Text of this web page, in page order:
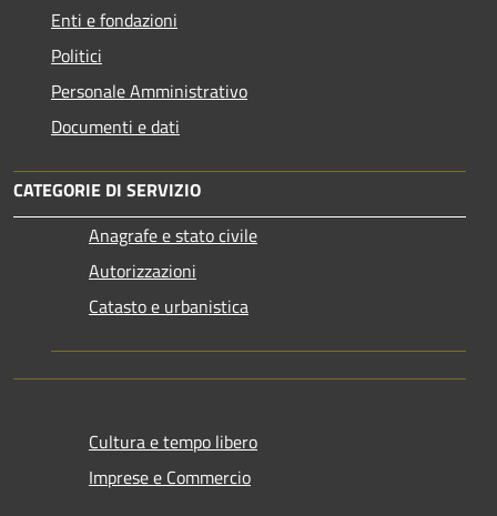
Enti e fondazioni
Politici
Personale Amministrativo
Documenti e dati
CATEGORIE DI SERVIZIO
Anagrafe e stato civile
Autorizzazioni
Catasto e urbanistica
Cultura e tempo libero
Imprese e Commercio